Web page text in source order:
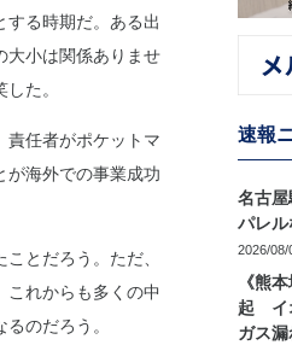
する時期だ。ある出
大小は関係ありませ
た。
任者がポケットマ
が海外での事業成功
とだろう。ただ、
れからも多くの中
のだろう。
速報
名古
パレル
2026/08/
《熊
起 イ
ガス漏